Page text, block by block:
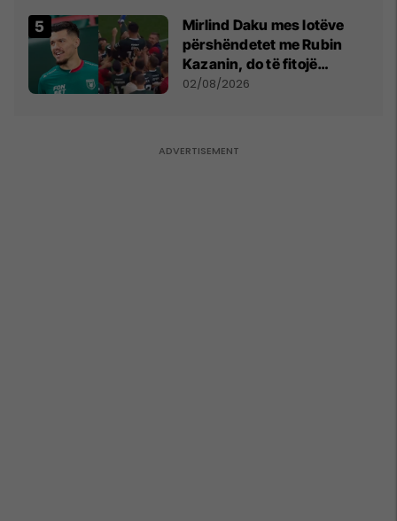
Mirlind Daku mes lotëve
përshëndetet me Rubin
Kazanin, do të fitojë
miliona te Spartak Moska
02/08/2026